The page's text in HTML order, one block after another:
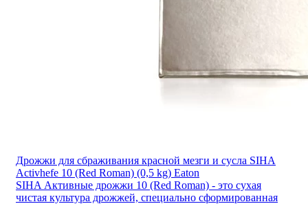
Дрожжи для сбраживания красной мезги и сусла SIHA
Activhefe 10 (Red Roman) (0,5 kg) Eaton
SIHA Активные дрожжи 10 (Red Roman) - это сухая
чистая культура дрожжей, специально сформированная